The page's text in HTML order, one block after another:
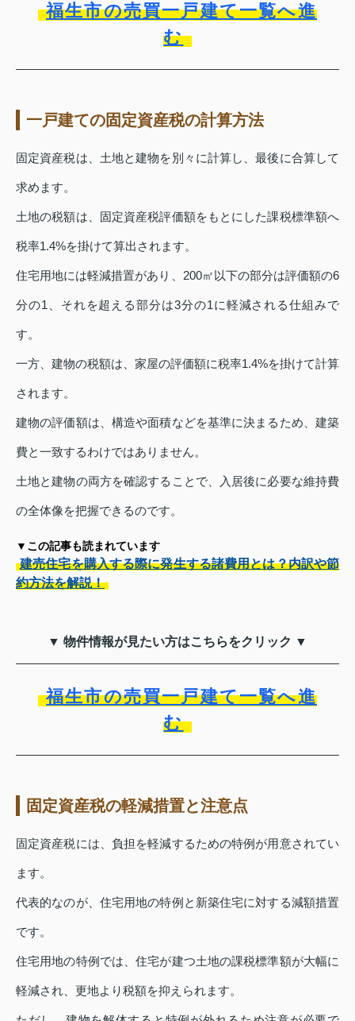
福生市の売買一戸建て一覧へ進
む
一戸建ての固定資産税の計算方法
固定資産税は、土地と建物を別々に計算し、最後に合算して
求めます。
土地の税額は、固定資産税評価額をもとにした課税標準額へ
税率1.4%を掛けて算出されます。
住宅用地には軽減措置があり、200㎡以下の部分は評価額の6
分の1、それを超える部分は3分の1に軽減される仕組みで
す。
一方、建物の税額は、家屋の評価額に税率1.4%を掛けて計算
されます。
建物の評価額は、構造や面積などを基準に決まるため、建築
費と一致するわけではありません。
土地と建物の両方を確認することで、入居後に必要な維持費
の全体像を把握できるのです。
▼この記事も読まれています
建売住宅を購入する際に発生する諸費用とは？内訳や節
約方法を解説！
▼ 物件情報が見たい方はこちらをクリック ▼
福生市の売買一戸建て一覧へ進
む
固定資産税の軽減措置と注意点
固定資産税には、負担を軽減するための特例が用意されてい
ます。
代表的なのが、住宅用地の特例と新築住宅に対する減額措置
です。
住宅用地の特例では、住宅が建つ土地の課税標準額が大幅に
軽減され、更地より税額を抑えられます。